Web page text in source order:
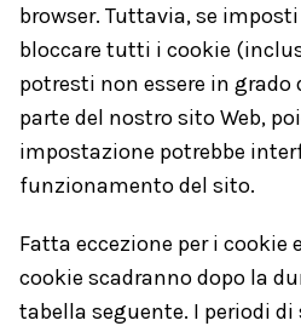
browser. Tuttavia, se
bloccare tutti i cookie
potresti non essere in grado
parte del nostro sito Web,
impostazione potrebbe
funzionamento del sito.
Fatta eccezione per i
cookie scadranno dopo la
tabella seguente. I periodi di